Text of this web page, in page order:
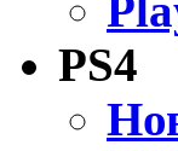
PS4